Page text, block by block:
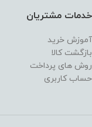
خدمات مشتریان
آموزش خرید
بازگشت کالا
روش های پرداخت
حساب کاربری